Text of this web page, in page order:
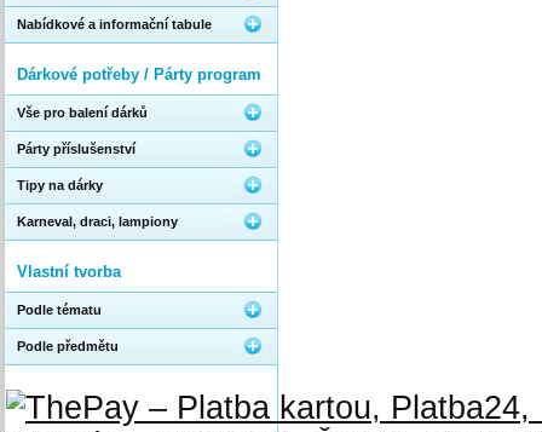
Nabídkové a informační tabule
Dárkové potřeby / Párty program
Vše pro balení dárků
Párty příslušenství
Tipy na dárky
Karneval, draci, lampiony
Vlastní tvorba
Podle tématu
Podle předmětu